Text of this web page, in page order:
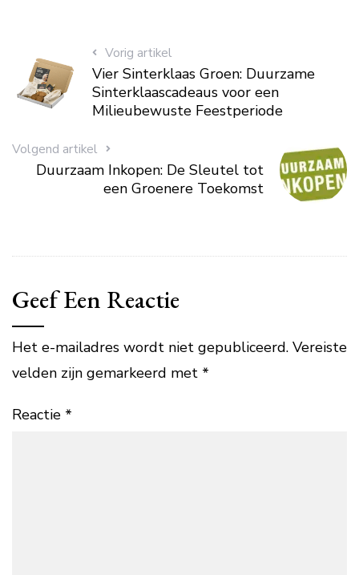
Vorig artikel
Vier Sinterklaas Groen: Duurzame
Sinterklaascadeaus voor een
Milieubewuste Feestperiode
Volgend artikel
Duurzaam Inkopen: De Sleutel tot
een Groenere Toekomst
Geef Een Reactie
Het e-mailadres wordt niet gepubliceerd. Vereiste
velden zijn gemarkeerd met *
Reactie *